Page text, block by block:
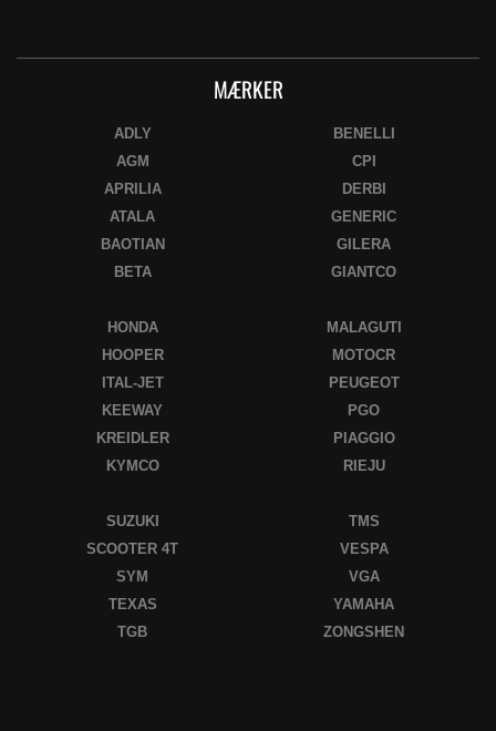
MÆRKER
ADLY
AGM
APRILIA
ATALA
BAOTIAN
BETA
BENELLI
CPI
DERBI
GENERIC
GILERA
GIANTCO
HONDA
HOOPER
ITAL-JET
KEEWAY
KREIDLER
KYMCO
MALAGUTI
MOTOCR
PEUGEOT
PGO
PIAGGIO
RIEJU
SUZUKI
SCOOTER 4T
SYM
TEXAS
TGB
TMS
VESPA
VGA
YAMAHA
ZONGSHEN